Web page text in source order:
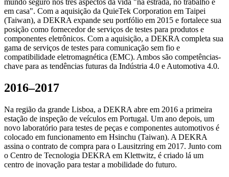
em casa". Com a aquisição da QuieTek Corporation em Taipei
(Taiwan), a DEKRA expande seu portfólio em 2015 e fortalece sua
posição como fornecedor de serviços de testes para produtos e
componentes eletrônicos. Com a aquisição, a DEKRA completa sua
gama de serviços de testes para comunicação sem fio e
compatibilidade eletromagnética (EMC). Ambos são competências-
chave para as tendências futuras da Indústria 4.0 e Automotiva 4.0.
2016–2017
Na região da grande Lisboa, a DEKRA abre em 2016 a primeira
estação de inspeção de veículos em Portugal. Um ano depois, um
novo laboratório para testes de peças e componentes automotivos é
colocado em funcionamento em Hsinchu (Taiwan). A DEKRA
assina o contrato de compra para o Lausitzring em 2017. Junto com
o Centro de Tecnologia DEKRA em Klettwitz, é criado lá um
centro de inovação para testar a mobilidade do futuro.